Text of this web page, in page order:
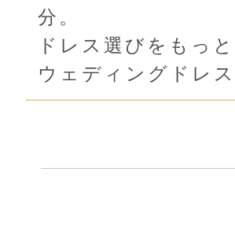
分。
ドレス選びをもっ
ウェディングドレ